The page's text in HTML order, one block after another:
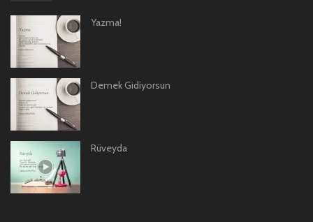
Yazma!
Demek Gidiyorsun
Rüveyda